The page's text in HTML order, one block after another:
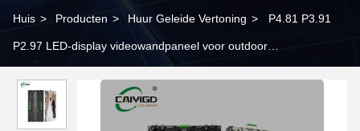
Huis > Producten > Huur Geleide Vertoning > P4.81 P3.91
P2.97 LED-display videowandpaneel voor outdoor